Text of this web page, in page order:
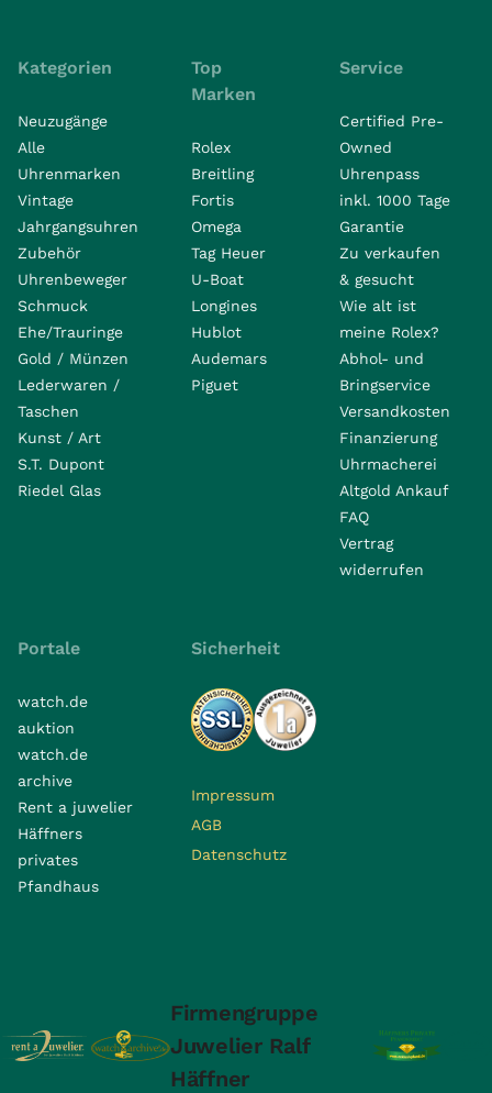
Kategorien
Neuzugänge
Alle
Uhrenmarken
Vintage
Jahrgangsuhren
Zubehör
Uhrenbeweger
Schmuck
Ehe/Trauringe
Gold / Münzen
Lederwaren /
Taschen
Kunst / Art
S.T. Dupont
Riedel Glas
Top
Marken
Rolex
Breitling
Fortis
Omega
Tag Heuer
U-Boat
Longines
Hublot
Audemars
Piguet
Service
Certified Pre-
Owned
Uhrenpass
inkl. 1000 Tage
Garantie
Zu verkaufen
& gesucht
Wie alt ist
meine Rolex?
Abhol- und
Bringservice
Versandkosten
Finanzierung
Uhrmacherei
Altgold Ankauf
FAQ
Vertrag
widerrufen
Portale
watch.de
auktion
watch.de
archive
Rent a juwelier
Häffners
privates
Pfandhaus
Sicherheit
Impressum
AGB
Datenschutz
Firmengruppe
Juwelier Ralf
Häffner